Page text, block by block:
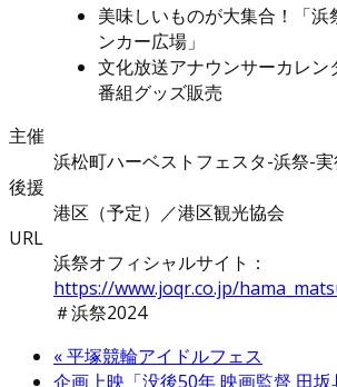
美味しいものが大集合！「
ンカー広場」
文化放送アナウンサーカレン
番組グッズ販売
主催
浜松町ハーベストフェスタ-浜祭-
後援
港区（予定）／港区観光協会
URL
浜祭オフィシャルサイト：
https://www.joqr.co.jp/
＃浜祭2024
«平塚競輪アイドルフェス
企画上映「没後50年 映画監督 田坂